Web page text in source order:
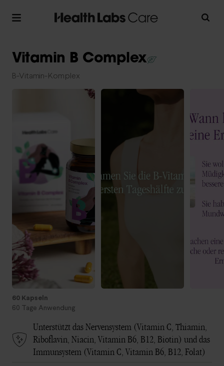
B-Vitamin-Komplex
Vitamin B Complex
60 Kapseln
60 Tage Anwendung
Unterstützt das Nervensystem (Vitamin C, Thiamin,
Riboflavin, Niacin, Vitamin B6, B12, Biotin) und das
Immunsystem (Vitamin C, Vitamin B6, B12, Folat)